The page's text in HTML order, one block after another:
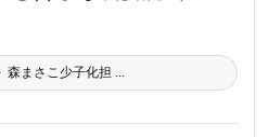
森まさこ少子化担 ...